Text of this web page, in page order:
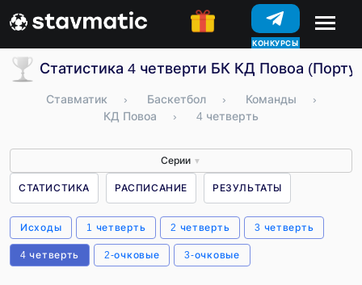
КОНКУРСЫ
Статистика 4 четверти БК КД Повоа
Ставматик › Баскетбол › Команды
›
КД Повоа
› 4 четверть
Серии ▼
СТАТИСТИКА РАСПИСАНИЕ РЕЗУЛЬТАТЫ
Исходы 1 четверть 2 четверть 3 четверть
4 четверть 2-очковые 3-очковые